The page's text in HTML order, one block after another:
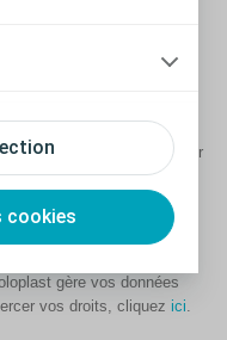
cookies
champs ont été
la limite des stocks
caractère personnel
informatique ayant pour
de produits pour
la gestion des
ou d’articles et
Laboratoires Coloplast.
gère vos données
vos droits, cliquez ici